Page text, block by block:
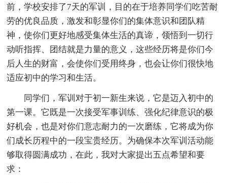
前，学校安排了7天的军训，目的在于培养同学们吃苦耐
劳的优良品质，激发和彰显你们的集体意识和团队精
神，使你们更好地感受集体生活的真谛，领悟到一切行
动听指挥、团结就是力量的意义，这些经历将是你们今
后人生的财富，会使你们受用终身，也会让你们很快地
适应初中的学习和生活。
同学们，军训对于初一新生来说，它是迈入初中的
第一课。它既是一次接受军事训练、强化纪律意识的极
好机会，也是对你们意志耐力的一次磨练，它将成为你
们成长历程中的一段宝贵经历。为确保本次军训活动能
够取得圆满成功，在此，我对大家提出五点希望和要
求：